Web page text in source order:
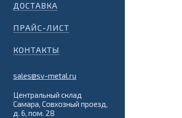
ДОСТАВКА
ПРАЙС-ЛИСТ
КОНТАКТЫ
sales@sv-metal.ru
Центральный склад
Самара, Совхозный проезд,
д. 6, пом. 28